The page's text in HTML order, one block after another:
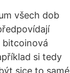
všech dob
bitcoinová
si tedy
sice to samé